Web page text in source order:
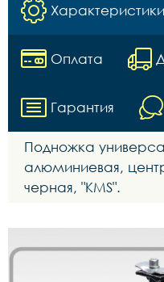
Характеристики
Оплата
Гарантия
Подножка
алюминиевая,
черная, "KMS".